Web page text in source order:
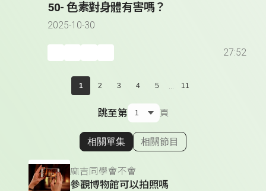
50- 色素對身體有害嗎？
2025-10-30
27:52
1 2 3 4 5 ... 11
跳至第 頁
顯示相關單集
相關單集 相關節目
麻吉同學會不會
參觀博物館可以拍照嗎